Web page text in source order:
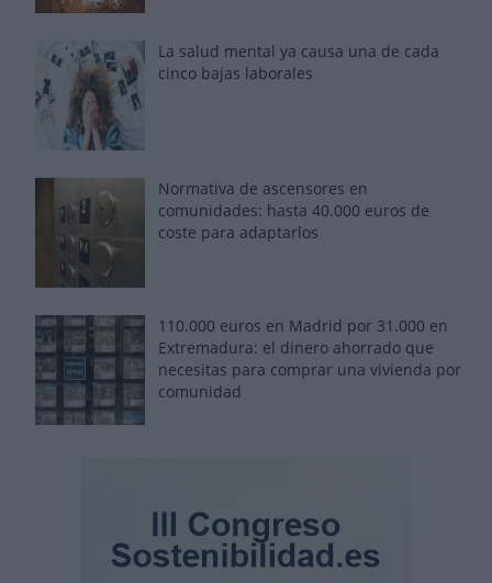
La salud mental ya causa una de cada
cinco bajas laborales
Normativa de ascensores en
comunidades: hasta 40.000 euros de
coste para adaptarlos
110.000 euros en Madrid por 31.000 en
Extremadura: el dinero ahorrado que
necesitas para comprar una vivienda por
comunidad